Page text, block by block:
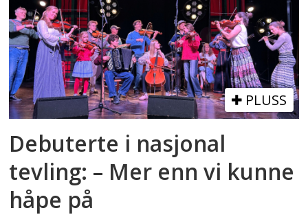
PLUSS
Debuterte i nasjonal
tevling: – Mer enn vi kunne
håpe på